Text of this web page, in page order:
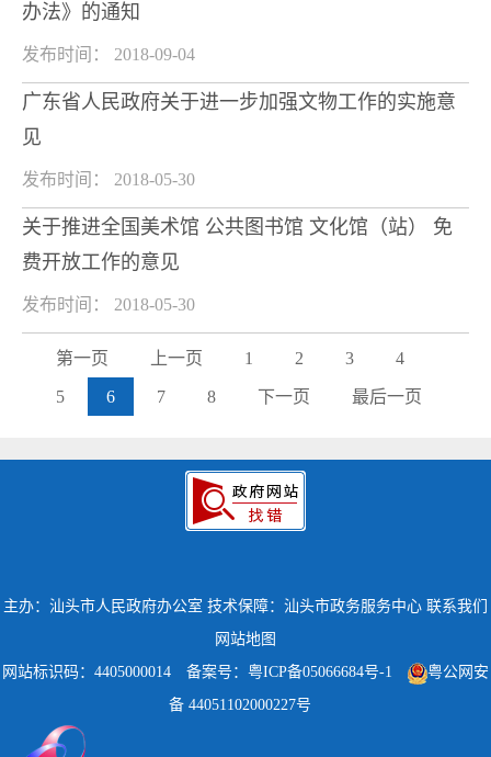
办法》的通知
发布时间： 2018-09-04
广东省人民政府关于进一步加强文物工作的实施意
见
发布时间： 2018-05-30
关于推进全国美术馆 公共图书馆 文化馆（站） 免
费开放工作的意见
发布时间： 2018-05-30
第一页 上一页 1 2 3 4
5 6 7 8 下一页 最后一页
主办：汕头市人民政府办公室 技术保障：汕头市政务服务中心 联系我们
网站地图
网站标识码：4405000014
备案号：粤ICP备05066684号-1
粤公网安
备 44051102000227号